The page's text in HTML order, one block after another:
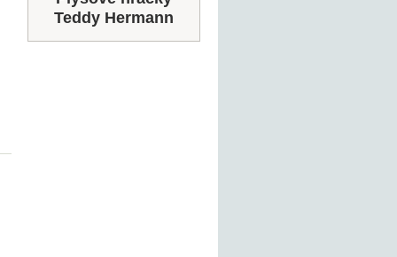
Teddy Hermann